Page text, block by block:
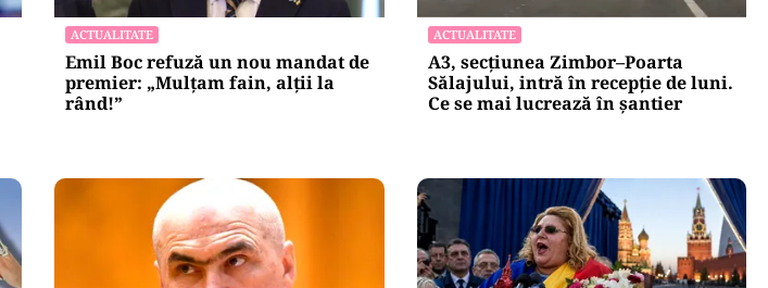
ACTUALITATE
Emil Boc refuză un nou mandat de
premier: „Mulțam fain, alții la
rând!”
ACTUALITATE
A3, secțiunea Zimbor–Poarta
Sălajului, intră în recepție de luni.
Ce se mai lucrează în șantier